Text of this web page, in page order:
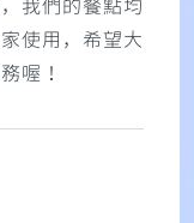
我們的餐點均
使用，希望大
喔！